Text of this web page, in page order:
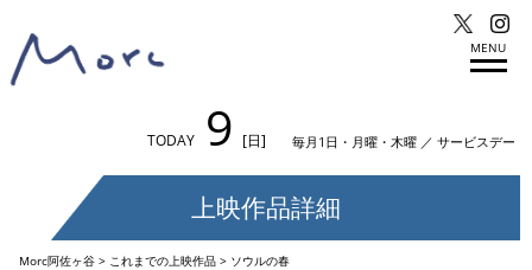
MENU
TODAY 9 [日] 毎月1日・月曜・木曜 ／ サービスデー
上映作品詳細
Morc阿佐ヶ谷> これまでの上映作品> ソウルの春